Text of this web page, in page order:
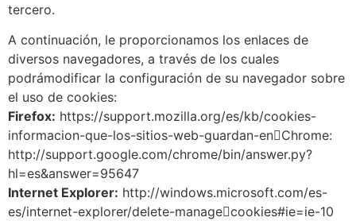
tercero.
A continuación, le proporcionamos los enlaces de
diversos navegadores, a través de los cuales
podrámodificar la configuración de su navegador sobre
el uso de cookies:
Firefox: https://support.mozilla.org/es/kb/cookies-
informacion-que-los-sitios-web-guardan-en￾Chrome:
http://support.google.com/chrome/bin/answer.py?
hl=es&answer=95647
Internet Explorer: http://windows.microsoft.com/es-
es/internet-explorer/delete-manage￾cookies#ie=ie-10